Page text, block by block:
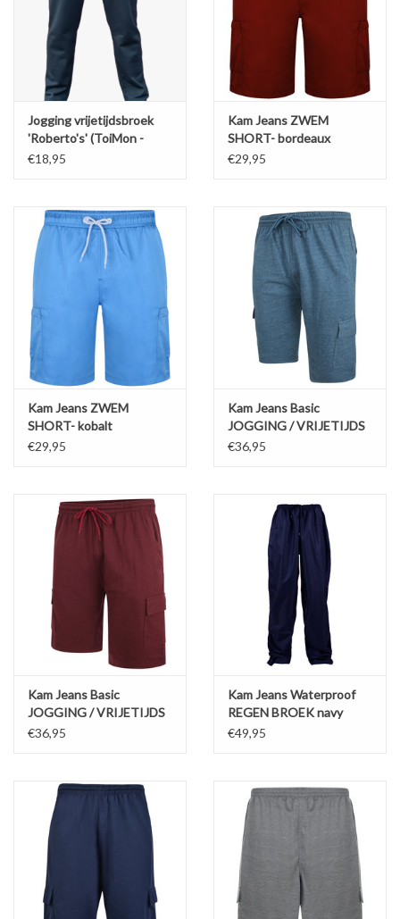
Jogging vrijetijdsbroek
'Roberto's' (ToiMon -
model)- zwart
€18,95
Kam Jeans ZWEM
SHORT- bordeaux
€29,95
Kam Jeans ZWEM
SHORT- kobalt
€29,95
Kam Jeans Basic
JOGGING / VRIJETIJDS
SHORT denim
€36,95
Kam Jeans Basic
JOGGING / VRIJETIJDS
SHORT bordeaux
€36,95
Kam Jeans Waterproof
REGEN BROEK navy
€49,95